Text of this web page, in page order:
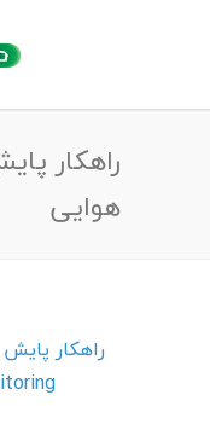
راهکار
هوایی